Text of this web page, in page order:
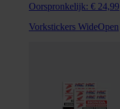
Oorspronkelijk: € 24,99
Vorkstickers WideOpen